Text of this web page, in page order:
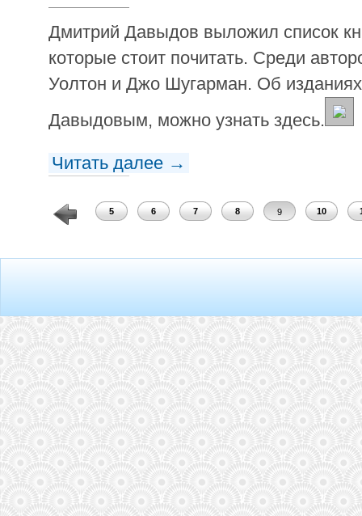
Дмитрий Давыдов выложил список
которые стоит почитать. Среди
Уолтон и Джо Шугарман. Об
Давыдовым, можно узнать здесь.
Читать далее →
4 5 6 7 8 9 10